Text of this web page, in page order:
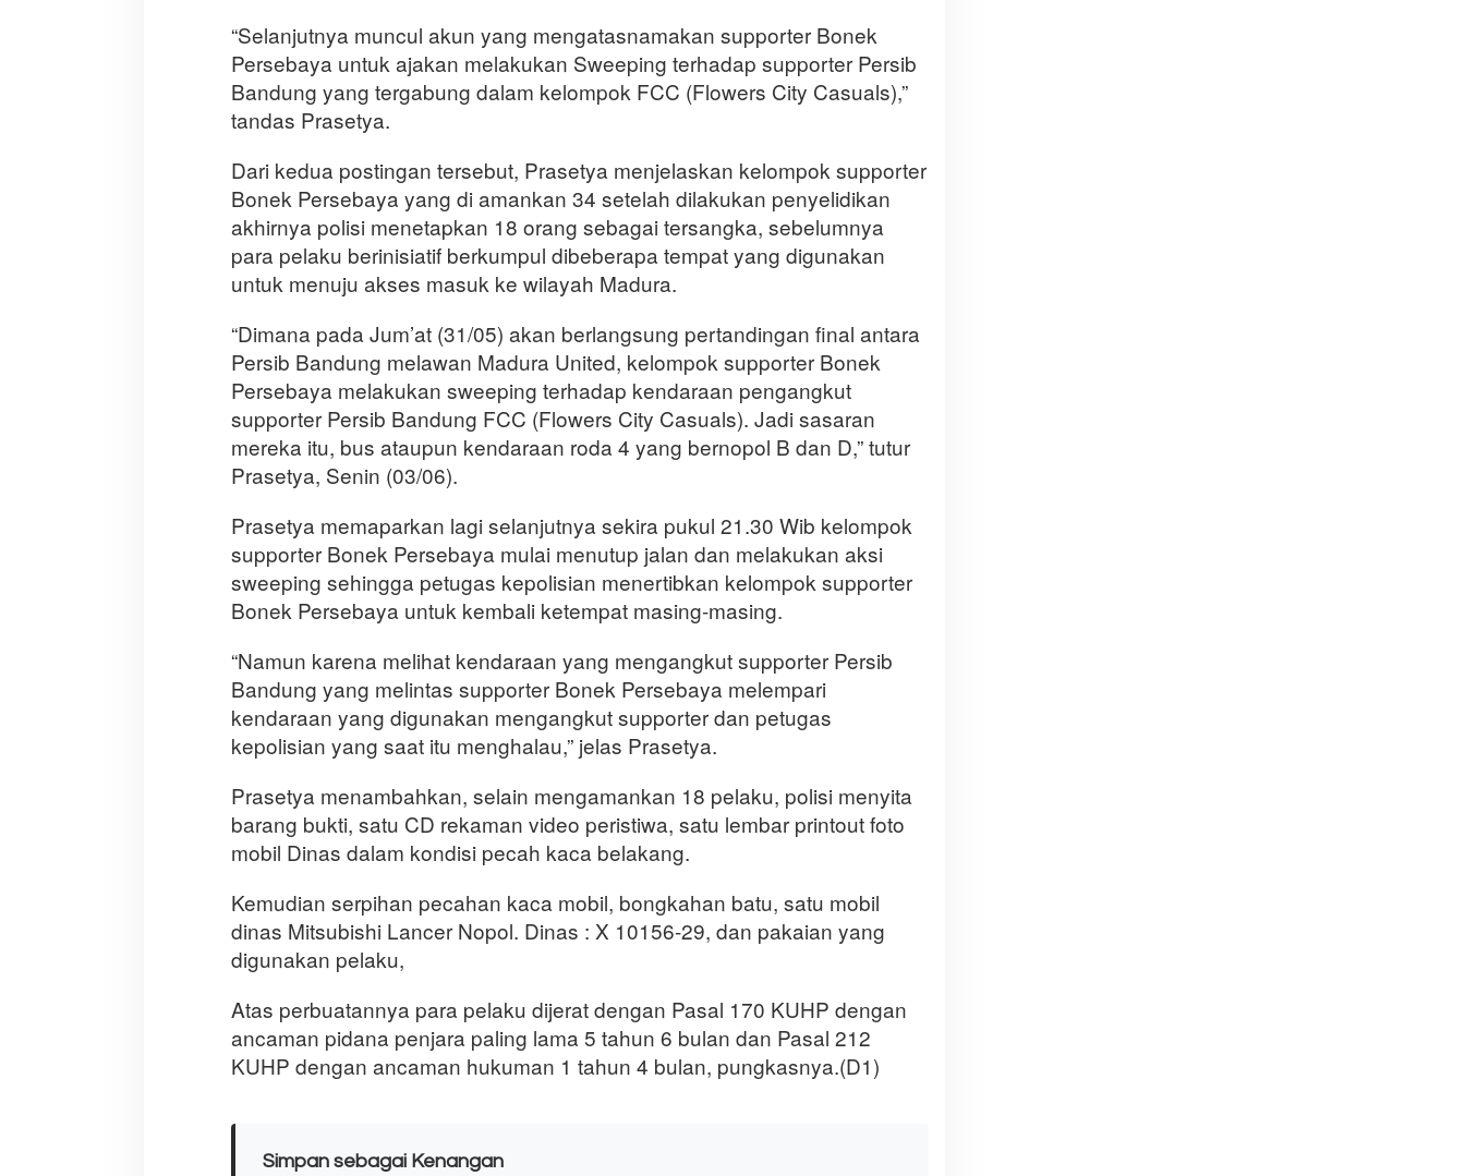
“Selanjutnya muncul akun yang mengatasnamakan supporter Bonek
Persebaya untuk ajakan melakukan Sweeping terhadap supporter Persib
Bandung yang tergabung dalam kelompok FCC (Flowers City Casuals),”
tandas Prasetya.
Dari kedua postingan tersebut, Prasetya menjelaskan kelompok supporter
Bonek Persebaya yang di amankan 34 setelah dilakukan penyelidikan
akhirnya polisi menetapkan 18 orang sebagai tersangka, sebelumnya
para pelaku berinisiatif berkumpul dibeberapa tempat yang digunakan
untuk menuju akses masuk ke wilayah Madura.
“Dimana pada Jum’at (31/05) akan berlangsung pertandingan final antara
Persib Bandung melawan Madura United, kelompok supporter Bonek
Persebaya melakukan sweeping terhadap kendaraan pengangkut
supporter Persib Bandung FCC (Flowers City Casuals). Jadi sasaran
mereka itu, bus ataupun kendaraan roda 4 yang bernopol B dan D,” tutur
Prasetya, Senin (03/06).
Prasetya memaparkan lagi selanjutnya sekira pukul 21.30 Wib kelompok
supporter Bonek Persebaya mulai menutup jalan dan melakukan aksi
sweeping sehingga petugas kepolisian menertibkan kelompok supporter
Bonek Persebaya untuk kembali ketempat masing-masing.
“Namun karena melihat kendaraan yang mengangkut supporter Persib
Bandung yang melintas supporter Bonek Persebaya melempari
kendaraan yang digunakan mengangkut supporter dan petugas
kepolisian yang saat itu menghalau,” jelas Prasetya.
Prasetya menambahkan, selain mengamankan 18 pelaku, polisi menyita
barang bukti, satu CD rekaman video peristiwa, satu lembar printout foto
mobil Dinas dalam kondisi pecah kaca belakang.
Kemudian serpihan pecahan kaca mobil, bongkahan batu, satu mobil
dinas Mitsubishi Lancer Nopol. Dinas : X 10156-29, dan pakaian yang
digunakan pelaku,
Atas perbuatannya para pelaku dijerat dengan Pasal 170 KUHP dengan
ancaman pidana penjara paling lama 5 tahun 6 bulan dan Pasal 212
KUHP dengan ancaman hukuman 1 tahun 4 bulan, pungkasnya.(D1)
Simpan sebagai Kenangan